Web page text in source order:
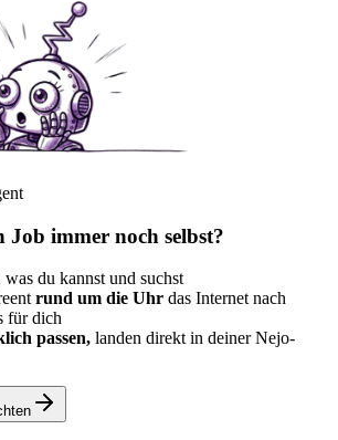
Job immer noch selbst?
du kannst und suchst
rund um die Uhr das Internet nach
für dich
passen, landen direkt in deiner Nejo-